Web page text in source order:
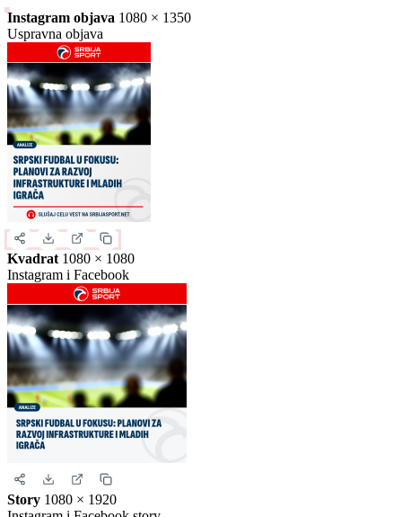
Slika za deljenje
Izaberite format slike.
Ovo je samo generički prikaz izgleda formata. Kliknite na željeni
format da biste generisali stvarnu sliku za ovu vest.
Instagram objava1080 × 1350
Uspravna objava